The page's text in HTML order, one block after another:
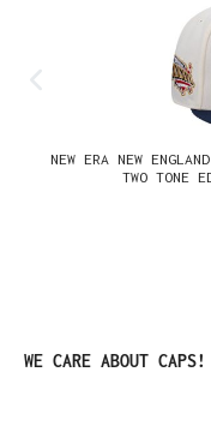
NEW ERA NEW
TWO TONE
Produktgalerie
WE CARE ABOUT CAPS!